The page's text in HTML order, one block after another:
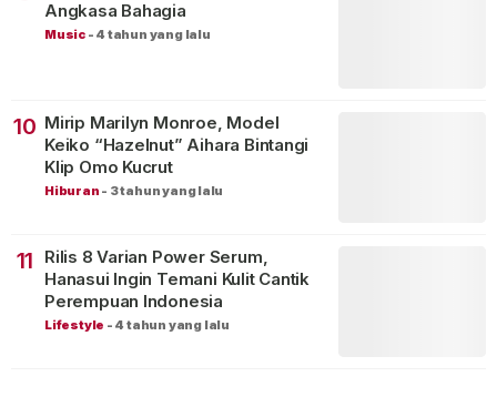
Angkasa Bahagia
Music - 4 tahun yang lalu
10 Mirip Marilyn Monroe, Model
Keiko “Hazelnut” Aihara Bintangi
Klip Omo Kucrut
Hiburan - 3 tahun yang lalu
11
Rilis 8 Varian Power Serum,
Hanasui Ingin Temani Kulit Cantik
Perempuan Indonesia
Lifestyle - 4 tahun yang lalu